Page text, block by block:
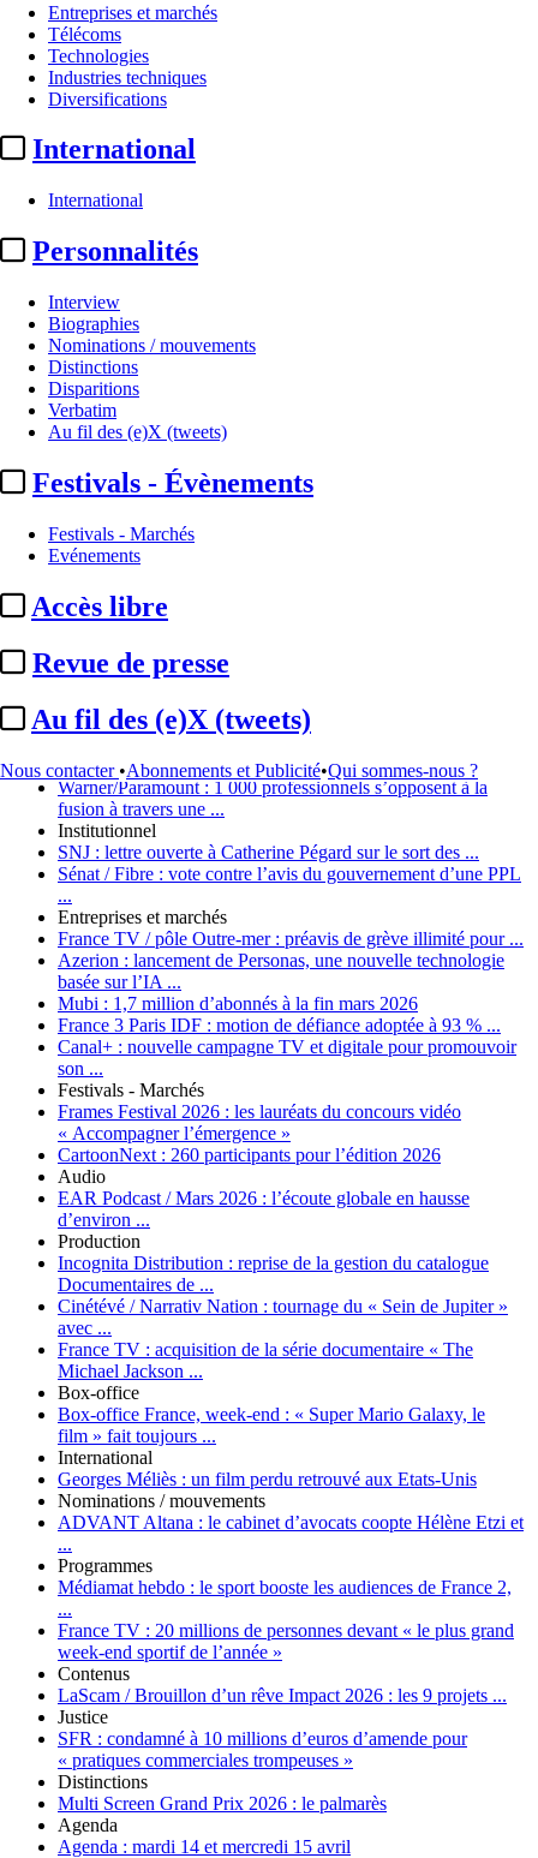
Entreprises et marchés
Télécoms
Technologies
Industries techniques
Diversifications
International
International
Personnalités
Interview
Biographies
Nominations / mouvements
Distinctions
Disparitions
Verbatim
Au fil des (e)X (tweets)
Festivals - Évènements
Festivals - Marchés
Evénements
Accès libre
Revue de presse
Au fil des (e)X (tweets)
Nous contacter •Abonnements et Publicité•Qui sommes-nous ?
Sommaire
A la Une
...
Warner/Paramount : 1 000 professionnels s’opposent à la
fusion à travers une ...
Institutionnel
SNJ : lettre ouverte à Catherine Pégard sur le sort des ...
Sénat / Fibre : vote contre l’avis du gouvernement d’une PPL
...
Entreprises et marchés
France TV / pôle Outre-mer : préavis de grève illimité pour ...
Azerion : lancement de Personas, une nouvelle technologie
basée sur l’IA ...
Mubi : 1,7 million d’abonnés à la fin mars 2026
France 3 Paris IDF : motion de défiance adoptée à 93 % ...
Canal+ : nouvelle campagne TV et digitale pour promouvoir
son ...
Festivals - Marchés
Frames Festival 2026 : les lauréats du concours vidéo
« Accompagner l’émergence »
CartoonNext : 260 participants pour l’édition 2026
Audio
EAR Podcast / Mars 2026 : l’écoute globale en hausse
d’environ ...
Production
Incognita Distribution : reprise de la gestion du catalogue
Documentaires de ...
Cinétévé / Narrativ Nation : tournage du « Sein de Jupiter »
avec ...
France TV : acquisition de la série documentaire « The
Michael Jackson ...
Box-office
Box-office France, week-end : « Super Mario Galaxy, le
film » fait toujours ...
International
Georges Méliès : un film perdu retrouvé aux Etats-Unis
Nominations / mouvements
ADVANT Altana : le cabinet d’avocats coopte Hélène Etzi et
...
Programmes
Médiamat hebdo : le sport booste les audiences de France 2,
...
France TV : 20 millions de personnes devant « le plus grand
week-end sportif de l’année »
Contenus
LaScam / Brouillon d’un rêve Impact 2026 : les 9 projets ...
Justice
SFR : condamné à 10 millions d’euros d’amende pour
« pratiques commerciales trompeuses »
Distinctions
Multi Screen Grand Prix 2026 : le palmarès
Agenda
Agenda : mardi 14 et mercredi 15 avril